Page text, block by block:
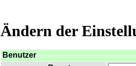
Ändern der
Benutzer